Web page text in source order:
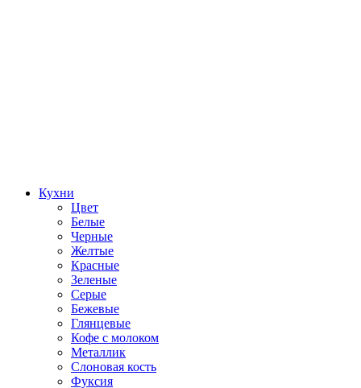
Кухни
Цвет
Белые
Черные
Желтые
Красные
Зеленые
Серые
Бежевые
Глянцевые
Кофе с молоком
Металлик
Слоновая кость
Фуксия